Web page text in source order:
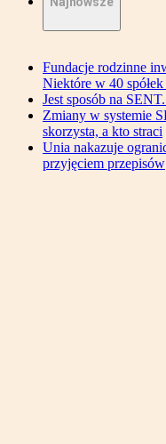
Fundacje rodzinne
Niektóre w 40 spółek
Jest sposób na
Zmiany w systemie
skorzysta, a kto straci
Unia nakazuje
przyjęciem przepisów